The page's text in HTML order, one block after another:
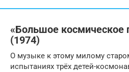
«Большое космическое
(1974)
О музыке к этому милому
испытаниях трёх детей-